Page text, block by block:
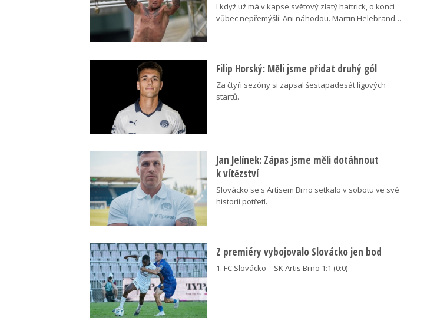
I když už má v kapse světový zlatý hattrick, o konci
vůbec nepřemýšlí. Ani náhodou. Martin Helebrand…
Filip Horský: Měli jsme přidat druhý gól
Za čtyři sezóny si zapsal šestapadesát ligových
startů.
Jan Jelínek: Zápas jsme měli dotáhnout
k vítězství
Slovácko se s Artisem Brno setkalo v sobotu ve své
historii potřetí.
Z premiéry vybojovalo Slovácko jen bod
1. FC Slovácko – SK Artis Brno 1:1 (0:0)